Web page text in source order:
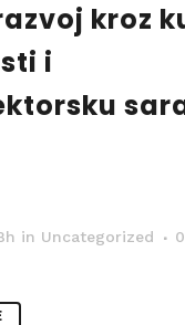
kroz
i
in Uncategorized 0